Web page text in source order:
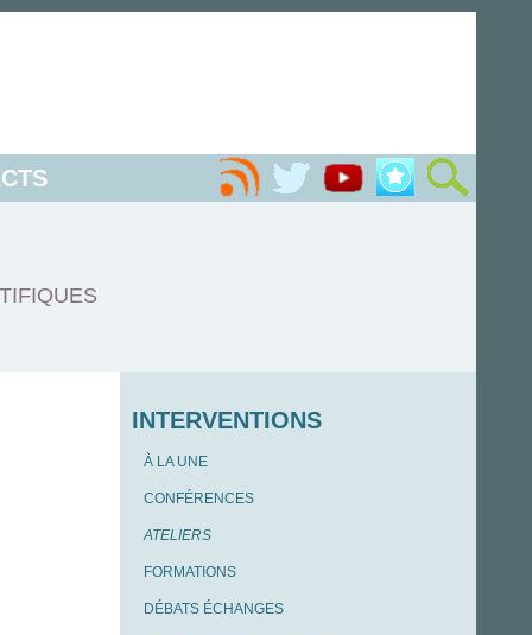
INTERVENTIONS
À LA UNE
CONFÉRENCES
ATELIERS
FORMATIONS
DÉBATS ÉCHANGES